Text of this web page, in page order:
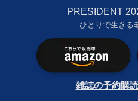
PRESIDENT
ひとりで生きる
雑誌の予約購